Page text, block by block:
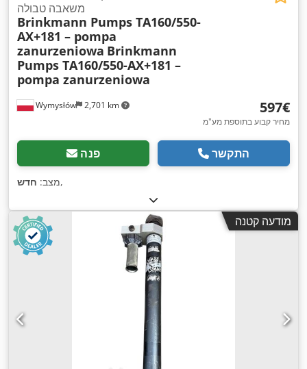
Wymysłów 2,701 km
משאבה טבולה
Brinkmann Pumps TA160/550-
AX+181 – pompa
zanurzeniowa Brinkmann
Pumps TA160/550-AX+181 –
pompa zanurzeniowa
‏597 ‏€
מחיר קבוע בתוספת מע"מ
פנה התקשר
מצב: חדש ,
מודעה קטנה